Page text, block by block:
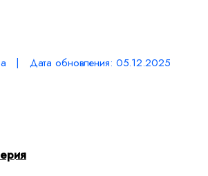
| Дата обновления: 05.12.2025